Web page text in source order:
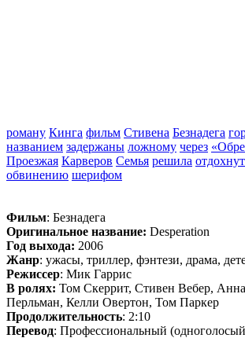
роману Кинга фильм Стивена Безнадега
названием задержаны ложному через
Проезжая Карверов Семья решила
обвинению шерифом
Фильм: Безнадега
Оригинальное название: Desperation
Год выхода: 2006
Жанр: ужасы, триллер, фэнтези, драма,
Режиссер: Мик Гаррис
В ролях: Том Скеррит, Стивен Вебер,
Перльман, Келли Овертон, Том Паркер
Продолжительность: 2:10
Перевод: Профессиональный